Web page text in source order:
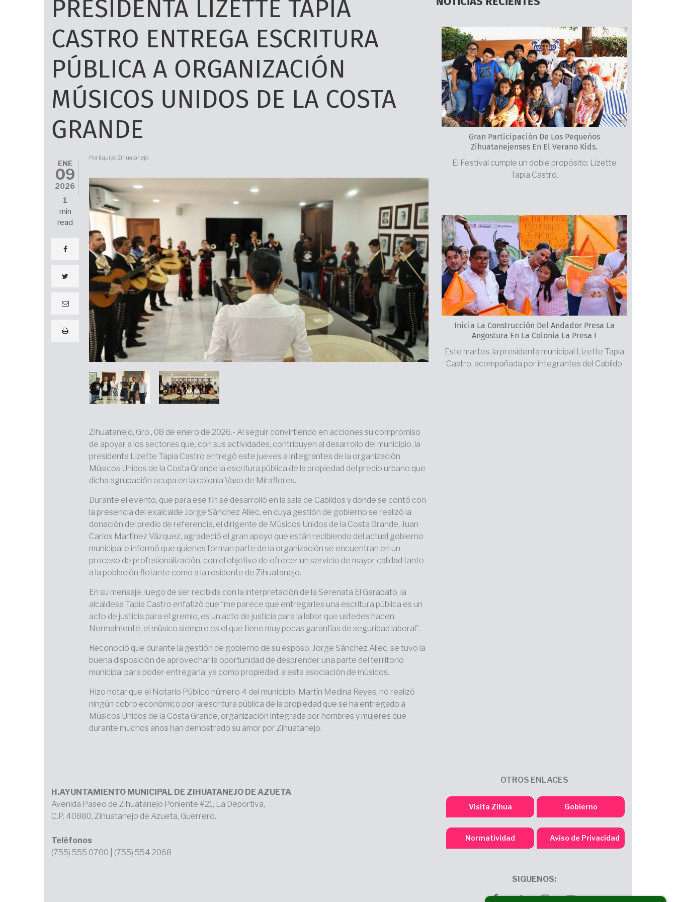
PRESIDENTA LIZETTE TAPIA
CASTRO ENTREGA ESCRITURA
PÚBLICA A ORGANIZACIÓN
MÚSICOS UNIDOS DE LA COSTA
GRANDE
ENE
09
2026
1
min
read
facebook
e
lprint
Por Equipo Zihuatanejo
Zihuatanejo, Gro., 08 de enero de 2026.- Al seguir convirtiendo en acciones su compromiso
de apoyar a los sectores que, con sus actividades, contribuyen al desarrollo del municipio, la
presidenta Lizette Tapia Castro entregó este jueves a integrantes de la organización
Músicos Unidos de la Costa Grande la escritura pública de la propiedad del predio urbano que
dicha agrupación ocupa en la colonia Vaso de Miraflores.
Durante el evento, que para ese fin se desarrolló en la sala de Cabildos y donde se contó con
la presencia del exalcalde Jorge Sánchez Allec, en cuya gestión de gobierno se realizó la
donación del predio de referencia, el dirigente de Músicos Unidos de la Costa Grande, Juan
Carlos Martínez Vázquez, agradeció el gran apoyo que están recibiendo del actual gobierno
municipal e informó que quienes forman parte de la organización se encuentran en un
proceso de profesionalización, con el objetivo de ofrecer un servicio de mayor calidad tanto
a la población flotante como a la residente de Zihuatanejo.
En su mensaje, luego de ser recibida con la interpretación de la Serenata El Garabato, la
alcaldesa Tapia Castro enfatizó que “me parece que entregarles una escritura pública es un
acto de justicia para el gremio, es un acto de justicia para la labor que ustedes hacen.
Normalmente, el músico siempre es el que tiene muy pocas garantías de seguridad laboral”.
Reconoció que durante la gestión de gobierno de su esposo, Jorge Sánchez Allec, se tuvo la
buena disposición de aprovechar la oportunidad de desprender una parte del territorio
municipal para poder entregarla, ya como propiedad, a esta asociación de músicos.
Hizo notar que el Notario Público número 4 del municipio, Martín Medina Reyes, no realizó
ningún cobro económico por la escritura pública de la propiedad que se ha entregado a
Músicos Unidos de la Costa Grande, organización integrada por hombres y mujeres que
durante muchos años han demostrado su amor por Zihuatanejo.
Gran Participación De Los Pequeños
Zihuatanejenses En El Verano Kids.
El Festival cumple un doble propósito: Lizette
Tapia Castro.
Inicia La Construcción Del Andador Presa La
Angostura En La Colonia La Presa I
Este martes, la presidenta municipal Lizette Tapia
Castro, acompañada por integrantes del Cabildo
H.AYUNTAMIENTO MUNICIPAL DE ZIHUATANEJO DE AZUETA
Avenida Paseo de Zihuatanejo Poniente #21, La Deportiva,
C.P. 40880, Zihuatanejo de Azueta, Guerrero.
Teléfonos
(755) 555 0700 | (755) 554 2068
OTROS ENLACES
Visita Zihua Gobierno
Normatividad Aviso de Privacidad
SIGUENOS:
facebooktwitterInstagramyoutube